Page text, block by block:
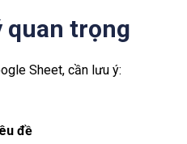
quan trọng
Sheet, cần lưu ý:
đề